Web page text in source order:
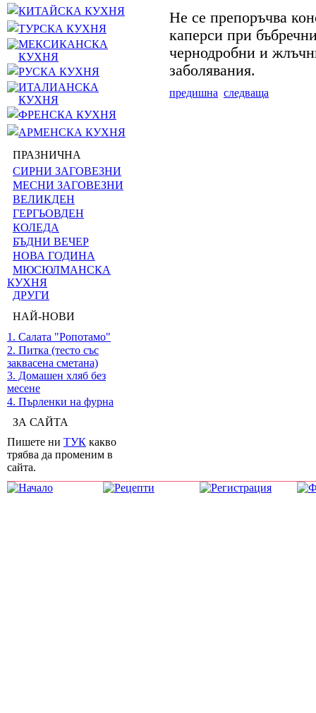
КИТАЙСКА КУХНЯ
ТУРСКА КУХНЯ
МЕКСИКАНСКА
КУХНЯ
РУСКА КУХНЯ
ИТАЛИАНСКА
КУХНЯ
ФРЕНСКА КУХНЯ
АРМЕНСКА КУХНЯ
ПРАЗНИЧНА
СИРНИ ЗАГОВЕЗНИ
МЕСНИ ЗАГОВЕЗНИ
ВЕЛИКДЕН
ГЕРГЬОВДЕН
КОЛЕДА
БЪДНИ ВЕЧЕР
НОВА ГОДИНА
МЮСЮЛМАНСКА
КУХНЯ
ДРУГИ
НАЙ-НОВИ
1. Салата "Ропотамо"
2. Питка (тесто със
заквасена сметана)
3. Домашен хляб без
месене
4. Пърленки на фурна
ЗА САЙТА
Пишете ни ТУК какво
трябва да променим в
сайта.
Не се препоръчва
каперси при
чернодробни и
заболявания.
предишна следваща